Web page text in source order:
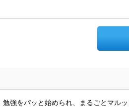
強をパッと始められ、まるごとマル